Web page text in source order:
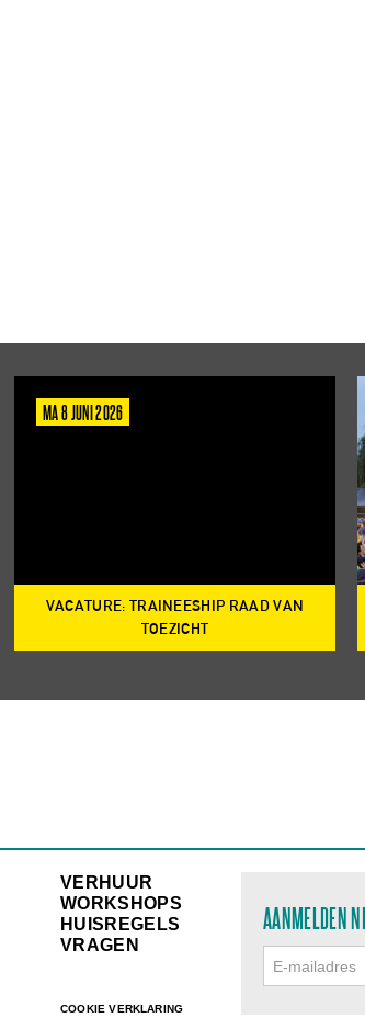
MA 8 JUNI 2026
VACATURE: TRAINEESHIP RAAD VAN
TOEZICHT
VERHUUR
WORKSHOPS
HUISREGELS
VRAGEN
COOKIE VERKLARING
AANMELDEN